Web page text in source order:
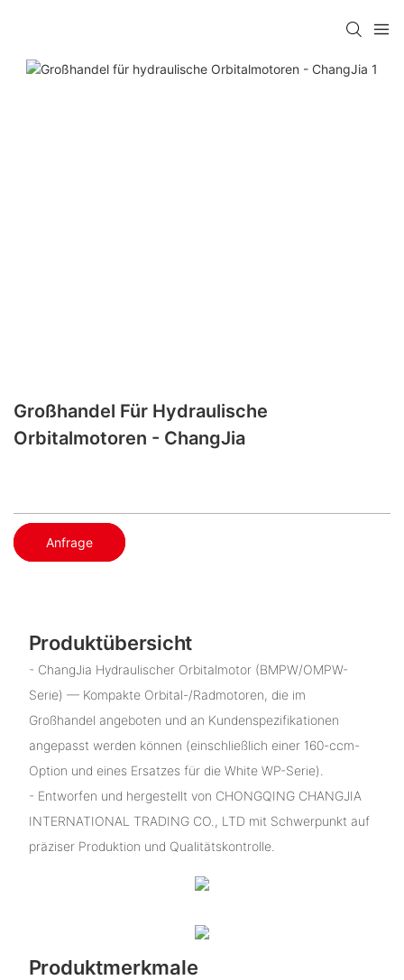
Großhandel Für Hydraulische
Orbitalmotoren - ChangJia
Anfrage
Produktübersicht
- ChangJia Hydraulischer Orbitalmotor (BMPW/OMPW-
Serie) — Kompakte Orbital-/Radmotoren, die im
Großhandel angeboten und an Kundenspezifikationen
angepasst werden können (einschließlich einer 160-ccm-
Option und eines Ersatzes für die White WP-Serie).
- Entworfen und hergestellt von CHONGQING CHANGJIA
INTERNATIONAL TRADING CO., LTD mit Schwerpunkt auf
präziser Produktion und Qualitätskontrolle.
Produktmerkmale